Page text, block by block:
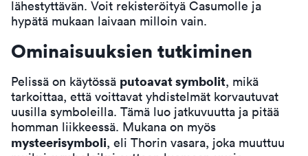
lähestyttävän. Voit rekisteröityä Casumolle ja
hypätä mukaan laivaan milloin vain.
Ominaisuuksien tutkiminen
Pelissä on käytössä putoavat symbolit, mikä
tarkoittaa, että voittavat yhdistelmät korvautuvat
uusilla symboleilla. Tämä luo jatkuvuutta ja pitää
homman liikkeessä. Mukana on myös
mysteerisymboli, eli Thorin vasara, joka muuttuu